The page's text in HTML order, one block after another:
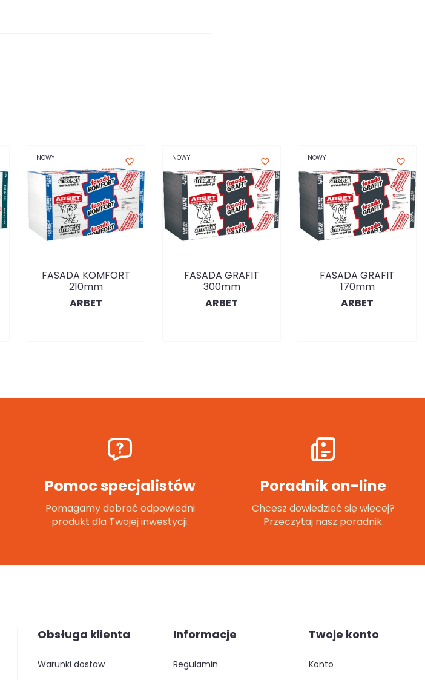
NOWY favorite_border
FASADA KOMFORT
210mm
ARBET
NOWY favorite_border
FASADA GRAFIT
300mm
ARBET
NOWY favorite_border
FASADA GRAFIT
170mm
ARBET
Pomoc specjalistów
Pomagamy dobrać odpowiedni
produkt dla Twojej inwestycji.
Poradnik on-line
Chcesz dowiedzieć się więcej?
Przeczytaj nasz poradnik.
Obsługa klienta
warunki dostaw
Informacje
regulamin
Twoje konto
konto